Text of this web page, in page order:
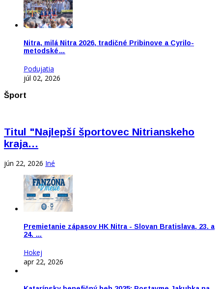
Nitra, milá Nitra 2026, tradičné Pribinove a Cyrilo-
metodské…
Podujatia
júl 02, 2026
Šport
Titul "Najlepší športovec Nitrianskeho
kraja…
jún 22, 2026 Iné
Premietanie zápasov HK Nitra - Slovan Bratislava, 23. a
24. …
Hokej
apr 22, 2026